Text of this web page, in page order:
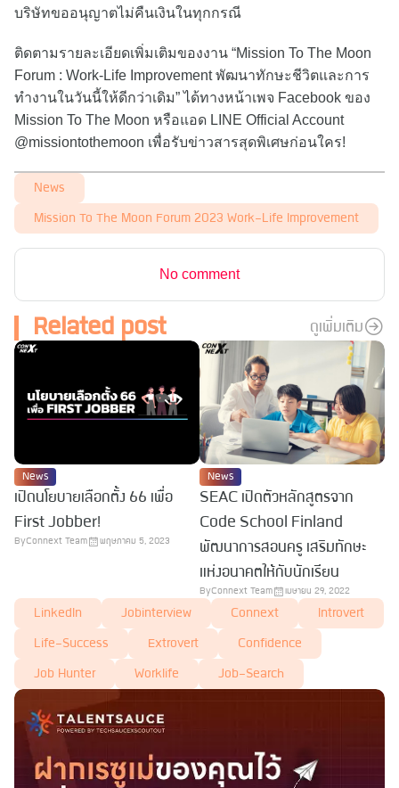
บริษัทขออนุญาตไม่คืนเงินในทุกกรณี
ติดตามรายละเอียดเพิ่มเติมของงาน “Mission To The Moon
Forum : Work-Life Improvement พัฒนาทักษะชีวิตและการ
ทำงานในวันนี้ให้ดีกว่าเดิม” ได้ทางหน้าเพจ Facebook ของ
Mission To The Moon หรือแอด LINE Official Account
@missiontothemoon เพื่อรับข่าวสารสุดพิเศษก่อนใคร!
News
Mission To The Moon Forum 2023 Work-Life Improvement
No comment
Related post ดูเพิ่มเติม
News
เปิดนโยบายเลือกตั้ง 66 เพื่อ
First Jobber!
ByConnext Team พฤษภาคม 5, 2023
News
SEAC เปิดตัวหลักสูตรจาก
Code School Finland
พัฒนาการสอนครู เสริมทักษะ
แห่งอนาคตให้กับนักเรียน
ByConnext Team เมษายน 29, 2022
LinkedIn Jobinterview Connext Introvert
Life-Success Extrovert Confidence
Job Hunter Worklife Job-Search